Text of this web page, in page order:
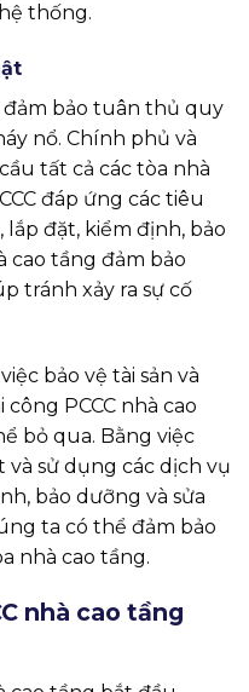
thống.
đảm bảo tuân thủ quy
nổ. Chính phủ và
tất cả các tòa nhà
đáp ứng các tiêu
đặt, kiểm định, bảo
cao tầng đảm bảo
tránh xảy ra sự cố
bảo vệ tài sản và
PCCC nhà cao
bỏ qua. Bằng việc
sử dụng các dịch vụ
bảo dưỡng và sửa
ta có thể đảm bảo
nhà cao tầng.
nhà cao tầng